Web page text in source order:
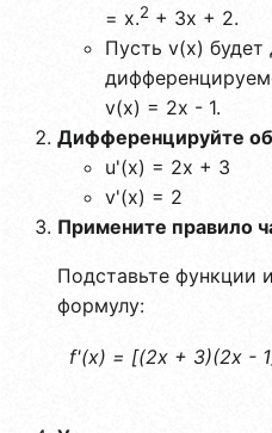
= x.2 + 3x + 2.
Пусть v(x) будет
v(x) = 2x - 1.
Дифференцируйте
u'(x) = 2x + 3
v'(x) = 2
Примените правило
Подставьте функции
формулу:
f'(x) = [(2x + 3)(2x -